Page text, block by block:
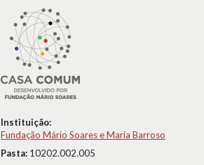
Instituição:
Fundação Mário Soares e Maria Barroso
Pasta: 10202.002.005